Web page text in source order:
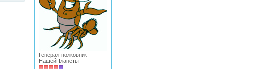
Генерал-полковник
НашейПланеты